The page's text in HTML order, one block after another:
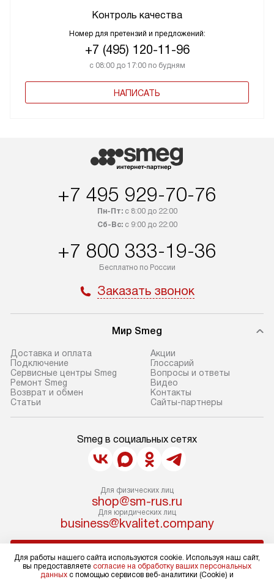
Контроль качества
Номер для претензий и предложений:
+7 (495) 120-11-96
с 08:00 до 17:00 по будням
НАПИСАТЬ
+7 495 929-70-76
Пн-Пт:с 8:00 до 22:00
Сб-Вс:с 9:00 до 22:00
+7 800 333-19-36
Бесплатно по России
Заказать звонок
Мир Smeg
Доставка и оплата
Подключение
Сервисные центры Smeg
Ремонт Smeg
Возврат и обмен
Статьи
Акции
Глоссарий
Вопросы и ответы
Видео
Контакты
Сайты-партнеры
Smeg в социальных сетях
Для физических лиц
shop@sm-rus.ru
Для юридических лиц
business@kvalitet.company
Для работы нашего сайта используются cookie. Используя наш сайт,
вы предоставляете согласие на обработку ваших персональных
данных с помощью сервисов веб-аналитики (Cookie) и